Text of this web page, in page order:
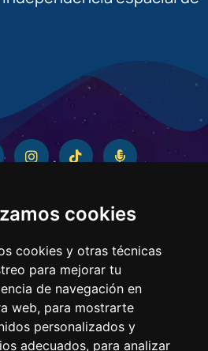
cookies
cookies y otras técnicas
para mejorar tu
de navegación en
web, para mostrarte
personalizados y
adecuados, para analizar